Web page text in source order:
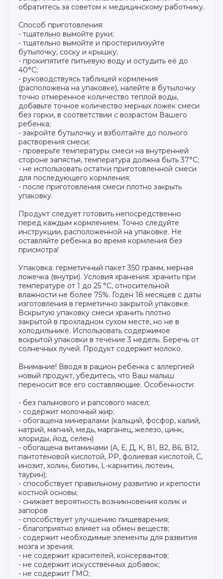
обратитесь за советом к медицинскому работнику.
Способ приготовления:
- тщательно вымойте руки;
- тщательно вымойте и простерилизуйте
бутылочку, соску и крышку;
- прокипятите питьевую воду и остудить её до
40°С;
- руководствуясь таблицей кормления
(расположена на упаковке), налейте в бутылочку
точно отмеренное количество теплой воды,
добавьте точное количество мерных ложек смеси
без горки, в соответствии с возрастом Вашего
ребенка;
- закройте бутылочку и взболтайте до полного
растворения смеси;
- проверьте температуры смеси на внутренней
стороне запястья, температура должна быть 37°С;
- не использовать остатки приготовленной смеси
для последующего кормления;
- после приготовления смеси плотно закрыть
упаковку.
Продукт следует готовить непосредственно
перед каждым кормлением. Точно следуйте
инструкции, расположенной на упаковке. Не
оставляйте ребенка во время кормления без
присмотра!
Упаковка: герметичный пакет 350 грамм, мерная
ложечка (внутри). Условия хранения: хранить при
температуре от 1 до 25 °С, относительной
влажности не более 75%. Годен 18 месяцев с даты
изготовления в герметично закрытой упаковке.
Вскрытую упаковку смеси хранить плотно
закрытой в прохладном сухом месте, но не в
холодильнике. Использовать содержимое
вскрытой упаковки в течение 3 недель. Беречь от
солнечных лучей. Продукт содержит молоко.
Внимание! Вводя в рацион ребенка с аллергией
новый продукт, убедитесь, что Ваш малыш
переносит все его составляющие. Особенности:
- без пальмового и рапсового масел;
- содержит молочный жир;
- обогащена минералами (кальций, фосфор, калий,
натрий, магний, медь, марганец, железо, цинк,
хлориды, йод, селен)
- обогащена витаминами (А, Е, Д, К, В1, В2, В6, В12,
пантотеновой кислотой, РР, фолиевая кислотой, С,
инозит, холин, биотин, L-карнитин, лютеин,
таурин);
- способствует правильному развитию и крепости
костной основы;
- снижает вероятность возникновения колик и
запоров
- способствует улучшению пищеварения;
- благоприятно влияет на обмен веществ;
- содержит необходимые элементы для развития
мозга и зрения;
- не содержит красителей, консервантов;
- не содержит искусственных добавок;
- не содержит ГМО;